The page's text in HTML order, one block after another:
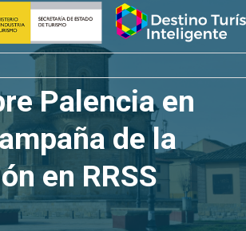
Palencia en
de la
en RRSS